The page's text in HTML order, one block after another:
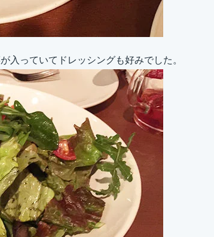
入っていてドレッシングも好みでした。